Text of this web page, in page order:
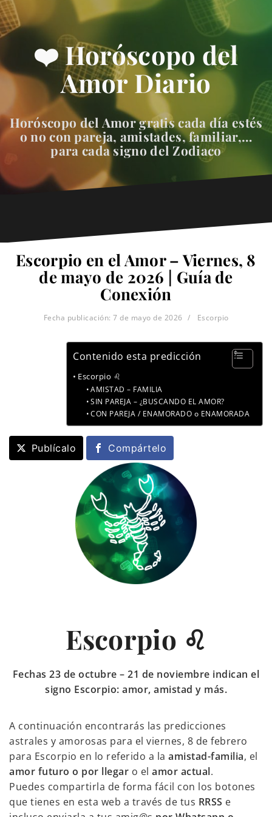
❤️ Horóscopo del
Amor Diario
Horóscopo del Amor gratis cada día estés
o no con pareja, amistades, familiar,…
para cada signo del Zodiaco
Escorpio en el Amor – Viernes, 8
de mayo de 2026 | Guía de
Conexión
Fecha publicación: 7 de mayo de 2026 Escorpio
Contenido esta predicción
Escorpio ♌
AMISTAD – FAMILIA
SIN PAREJA – ¿BUSCANDO EL AMOR?
CON PAREJA / ENAMORADO o ENAMORADA
Publícalo Compártelo
Escorpio ♌
Fechas 23 de octubre – 21 de noviembre indican el
signo Escorpio: amor, amistad y más.
A continuación encontrarás las predicciones
astrales y amorosas para el viernes, 8 de febrero
para Escorpio en lo referido a la amistad-familia, el
amor futuro o por llegar o el amor actual.
Puedes compartirla de forma fácil con los botones
que tienes en esta web a través de tus RRSS e